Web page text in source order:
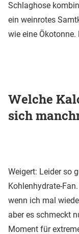
Schlaghose
ein weinrotes
wie eine Ökotonne.
Welche
sich
Weigert: Leider so
Kohlenhydrate-
wenn ich mal
aber es schmeckt
Moment für